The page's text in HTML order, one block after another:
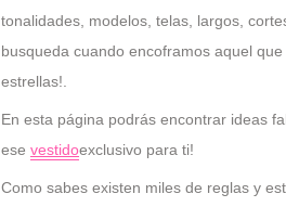
tonalidades, modelos, telas, largos,
busqueda cuando encoframos aquel
estrellas!.
En esta página podrás encontrar ideas
ese vestidoexclusivo para ti!
Como sabes existen miles de reglas y